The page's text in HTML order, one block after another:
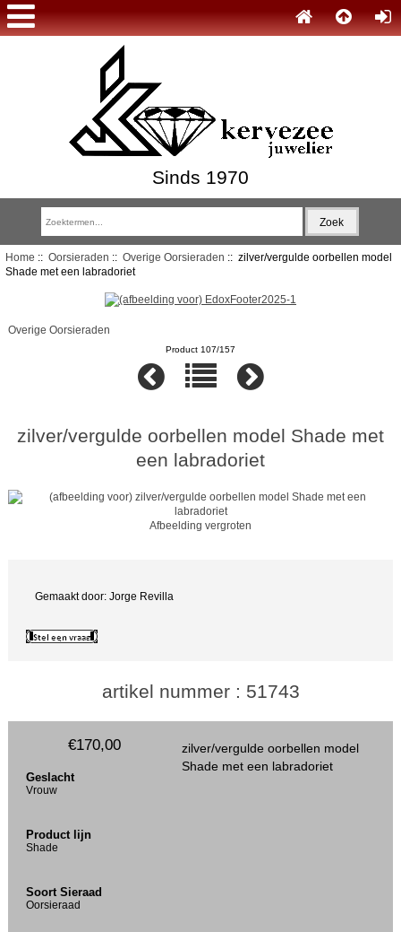
Sinds 1970
Home :: Oorsieraden :: Overige Oorsieraden :: zilver/vergulde oorbellen model
Shade met een labradoriet
Overige Oorsieraden
Product 107/157
zilver/vergulde oorbellen model Shade met
een labradoriet
Afbeelding vergroten
Gemaakt door: Jorge Revilla
artikel nummer : 51743
zilver/vergulde oorbellen model
Shade met een labradoriet
€170,00
Geslacht
Vrouw
Product lijn
Shade
Soort Sieraad
Oorsieraad